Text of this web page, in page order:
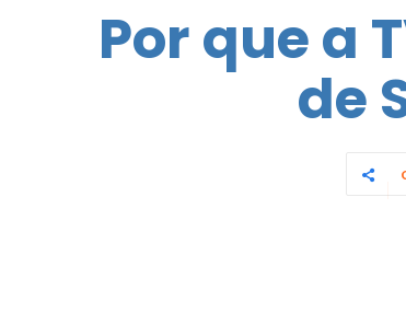
Por que a
de